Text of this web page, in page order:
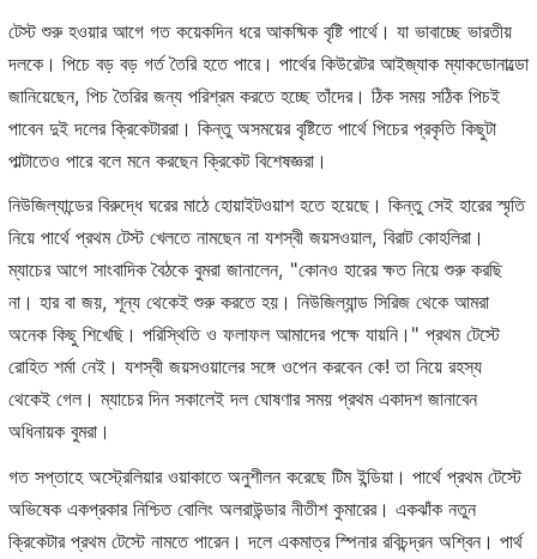
টেস্ট শুরু হওয়ার আগে গত কয়েকদিন ধরে আকষ্মিক বৃষ্টি পার্থে। যা ভাবাচ্ছে ভারতীয়
দলকে। পিচে বড় বড় গর্ত তৈরি হতে পারে। পার্থের কিউরেটর আইজ্যাক ম্যাকডোনাল্ডো
জানিয়েছেন, পিচ তৈরির জন্য পরিশ্রম করতে হচ্ছে তাঁদের। ঠিক সময় সঠিক পিচই
পাবেন দুই দলের ক্রিকেটাররা। কিন্তু অসময়ের বৃষ্টিতে পার্থে পিচের প্রকৃতি কিছুটা
পাল্টাতেও পারে বলে মনে করছেন ক্রিকেট বিশেষজ্ঞরা।
নিউজিল্যান্ডের বিরুদ্ধে ঘরের মাঠে হোয়াইটওয়াশ হতে হয়েছে। কিন্তু সেই হারের স্মৃতি
নিয়ে পার্থে প্রথম টেস্ট খেলতে নামছেন না যশস্বী জয়সওয়াল, বিরাট কোহলিরা।
ম্যাচের আগে সাংবাদিক বৈঠকে বুমরা জানালেন, "কোনও হারের ক্ষত নিয়ে শুরু করছি
না। হার বা জয়, শূন্য থেকেই শুরু করতে হয়। নিউজিল্যান্ড সিরিজ থেকে আমরা
অনেক কিছু শিখেছি। পরিস্থিতি ও ফলাফল আমাদের পক্ষে যায়নি।" প্রথম টেস্টে
রোহিত শর্মা নেই। যশস্বী জয়সওয়ালের সঙ্গে ওপেন করবেন কে! তা নিয়ে রহস্য
থেকেই গেল। ম্যাচের দিন সকালেই দল ঘোষণার সময় প্রথম একাদশ জানাবেন
অধিনায়ক বুমরা।
গত সপ্তাহে অস্ট্রেলিয়ার ওয়াকাতে অনুশীলন করেছে টিম ইন্ডিয়া। পার্থে প্রথম টেস্টে
অভিষেক একপ্রকার নিশ্চিত বোলিং অলরাউন্ডার নীতীশ কুমারের। একঝাঁক নতুন
ক্রিকেটার প্রথম টেস্টে নামতে পারেন। দলে একমাত্র স্পিনার রবিচন্দ্রন অশ্বিন। পার্থ